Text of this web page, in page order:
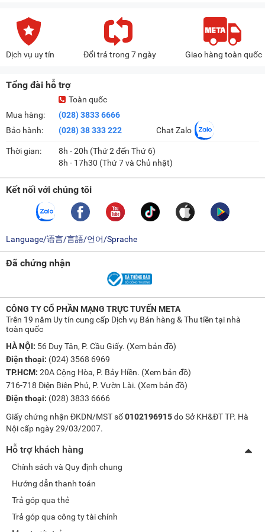
Dịch vụ uy tín Đổi trả trong 7 ngày Giao hàng toàn quốc
Tổng đài hỗ trợ
Mua hàng:
Bảo hành:
Toàn quốc
(028) 3833 6666
(028) 38 333 222
Chat Zalo
Thời gian:
8h - 20h (Thứ 2 đến Thứ 6)
8h - 17h30 (Thứ 7 và Chủ nhật)
Kết nối với chúng tôi
Language/语言/言語/언어/Sprache
Đã chứng nhận
CÔNG TY CỔ PHẦN MẠNG TRỰC TUYẾN META
Trên 19 năm Uy tín cung cấp Dịch vụ Bán hàng & Thu tiền tại nhà
toàn quốc
HÀ NỘI: 56 Duy Tân, P. Cầu Giấy. (Xem bản đồ)
Điện thoại: (024) 3568 6969
TP.HCM: 20A Cộng Hòa, P. Bảy Hiền. (Xem bản đồ)
716-718 Điện Biên Phủ, P. Vườn Lài. (Xem bản đồ)
Điện thoại: (028) 3833 6666
Giấy chứng nhận ĐKDN/MST số0102196915do Sở KH&ĐT TP. Hà
Nội cấp ngày 29/03/2007.
Hỗ trợ khách hàng
Chính sách và Quy định chung
Hướng dẫn thanh toán
Trả góp qua thẻ
Trả góp qua công ty tài chính